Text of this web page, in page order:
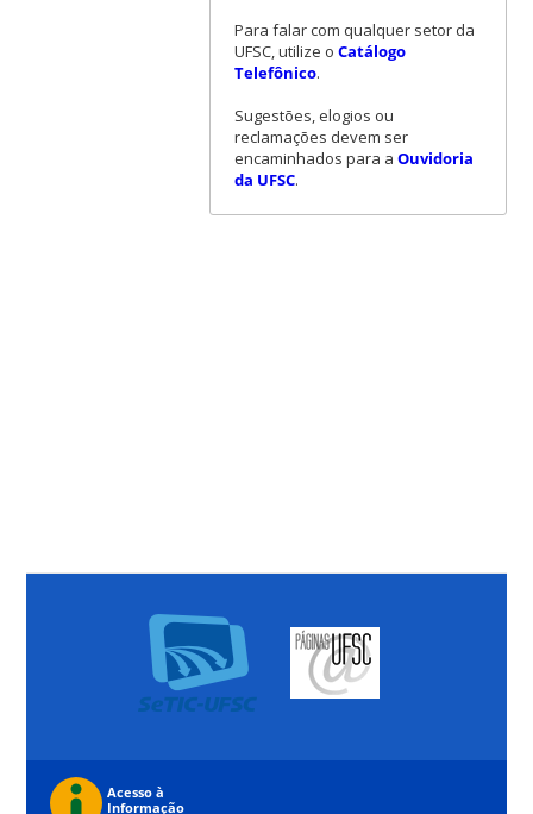
Para falar com qualquer setor da
UFSC, utilize o Catálogo
Telefônico.
Sugestões, elogios ou
reclamações devem ser
encaminhados para a Ouvidoria
da UFSC.